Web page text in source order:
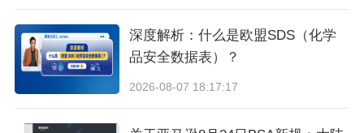
商，以便进行关键的秋季复工。但他表示，生产
线已经暂停，订单也已搁置，连锁反应正在加
剧。
深度解析：什么是欧盟SDS（化学
品安全数据表）？
2026-08-07 18:17:17